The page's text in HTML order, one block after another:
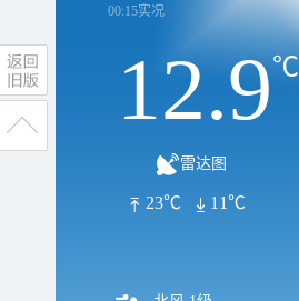
00:15实况
12.9℃
雷达图
23℃ 11℃